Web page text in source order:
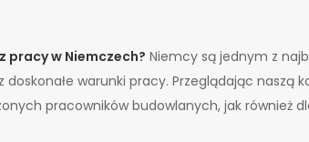
pracy w Niemczech? Niemcy są jednym z
warunki pracy. Przeglądając naszą
pracowników budowlanych, jak również